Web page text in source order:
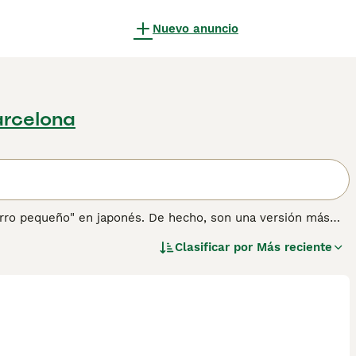
Nuevo anuncio
pequeño" en japonés. De hecho, son una versión más
y, a lo largo de los años, se han ganado una
sobre esta raza de perro.
Clasificar por Más reciente